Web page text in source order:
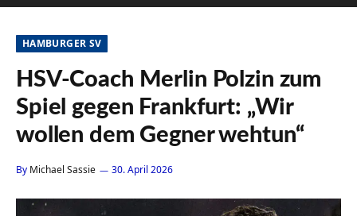
HAMBURGER SV
HSV-Coach Merlin Polzin zum
Spiel gegen Frankfurt: „Wir
wollen dem Gegner wehtun“
By Michael Sassie 30. April 2026